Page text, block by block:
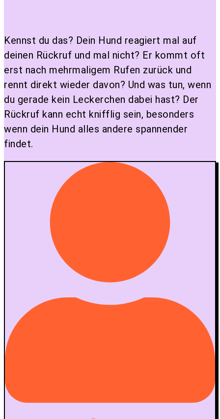
Kennst du das? Dein Hund reagiert mal auf
deinen Rückruf und mal nicht? Er kommt oft
erst nach mehrmaligem Rufen zurück und
rennt direkt wieder davon? Und was tun, wenn
du gerade kein Leckerchen dabei hast? Der
Rückruf kann echt knifflig sein, besonders
wenn dein Hund alles andere spannender
findet.